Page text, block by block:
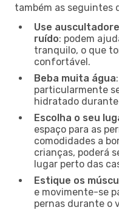
também as seguintes
Use
ruído: podem
tranquilo, o que
confortável.
Beba muita água
particularmente
hidratado
Escolha o seu
espaço para as
comodidades a
crianças, poderá
lugar perto das
Estique os
e movimente-se
pernas durante o